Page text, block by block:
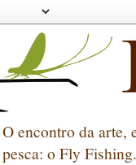
O encontro da arte,
pesca: o Fly Fishing.